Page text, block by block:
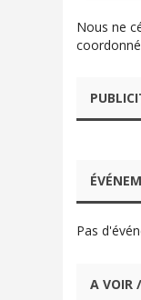
Nous ne
Pas
A VOIR